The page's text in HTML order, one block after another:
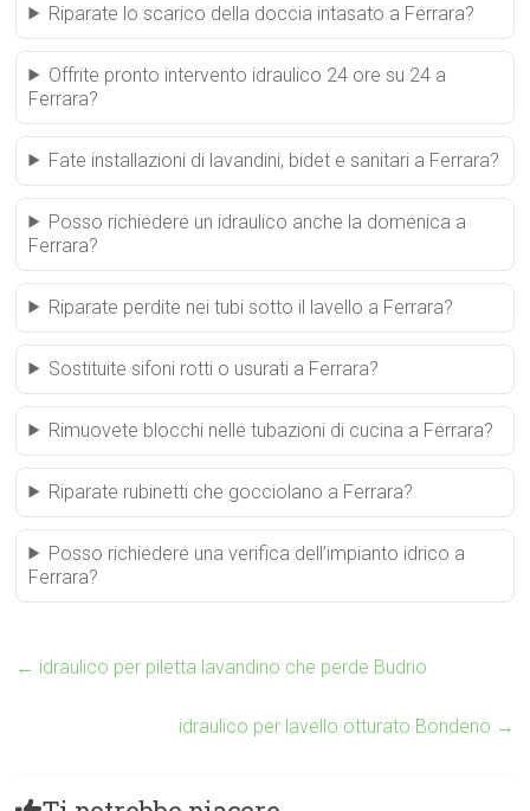
Riparate lo scarico della doccia intasato a Ferrara?
Offrite pronto intervento idraulico 24 ore su 24 a
Ferrara?
Fate installazioni di lavandini, bidet e sanitari a Ferrara?
Posso richiedere un idraulico anche la domenica a
Ferrara?
Riparate perdite nei tubi sotto il lavello a Ferrara?
Sostituite sifoni rotti o usurati a Ferrara?
Rimuovete blocchi nelle tubazioni di cucina a Ferrara?
Riparate rubinetti che gocciolano a Ferrara?
Posso richiedere una verifica dell’impianto idrico a
Ferrara?
← idraulico per piletta lavandino che perde Budrio
idraulico per lavello otturato Bondeno →